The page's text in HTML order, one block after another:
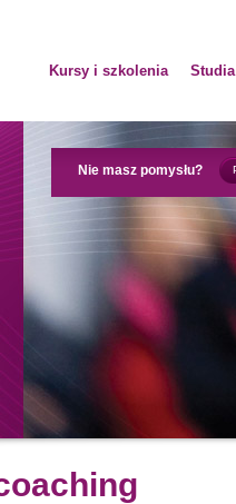
Kursy i szkolenia Studia
Nie masz pomysłu?